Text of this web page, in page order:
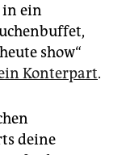
in ein
show“
Konterpart.
deine